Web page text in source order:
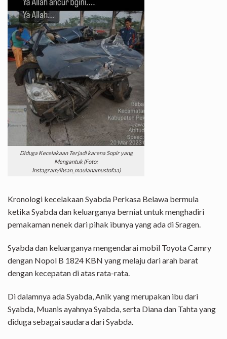
Diduga Kecelakaan Terjadi karena Sopir yang
Mengantuk (Foto:
Instagram/ihsan_maulanamustofaa)
Kronologi kecelakaan Syabda Perkasa Belawa bermula
ketika Syabda dan keluarganya berniat untuk menghadiri
pemakaman nenek dari pihak ibunya yang ada di Sragen.
Syabda dan keluarganya mengendarai mobil Toyota Camry
dengan Nopol B 1824 KBN yang melaju dari arah barat
dengan kecepatan di atas rata-rata.
Di dalamnya ada Syabda, Anik yang merupakan ibu dari
Syabda, Muanis ayahnya Syabda, serta Diana dan Tahta yang
diduga sebagai saudara dari Syabda.